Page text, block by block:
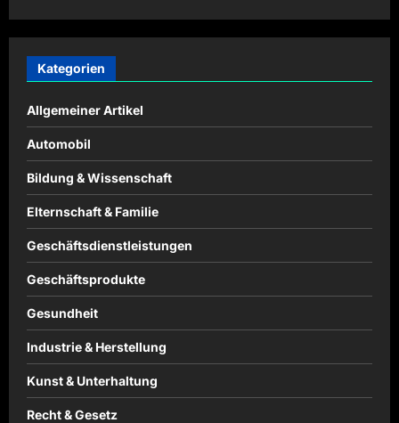
Kategorien
Allgemeiner Artikel
Automobil
Bildung & Wissenschaft
Elternschaft & Familie
Geschäftsdienstleistungen
Geschäftsprodukte
Gesundheit
Industrie & Herstellung
Kunst & Unterhaltung
Recht & Gesetz